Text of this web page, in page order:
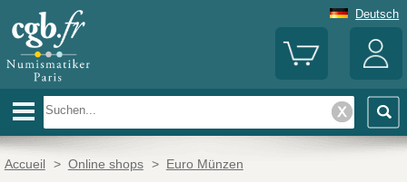
Deutsch
Accueil > Online shops > Euro Münzen